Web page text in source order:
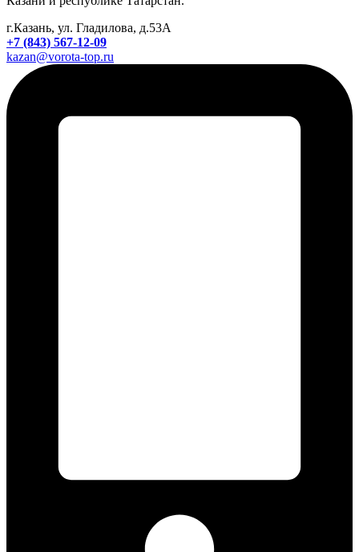
г.Казань, ул. Гладилова, д.53А
+7 (843) 567-12-09
kazan@vorota-top.ru